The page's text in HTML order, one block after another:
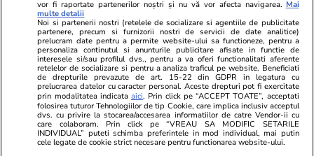
condiționat după pornire
Tehnologie 08 iul.
Ce gadgeturi merită să iei cu
vor fi raportate partenerilor noștri și nu vă vor afecta navigarea. Mai
multe detalii
Noi si partenerii nostri (retelele de socializare si agentiile de publicitate
partenere, precum si furnizorii nostri de servicii de date analitice)
prelucram date pentru a permite website-ului sa functioneze, pentru a
personaliza continutul si anunturile publicitare afisate in functie de
interesele si/sau profilul dvs., pentru a va oferi functionalitati aferente
retelelor de socializare si pentru a analiza traficul pe website. Beneficiati
de drepturile prevazute de art. 15-22 din GDPR in legatura cu
prelucrarea datelor cu caracter personal. Aceste drepturi pot fi exercitate
prin modalitatea indicataaici. Prin click pe “ACCEPT TOATE”, acceptati
folosirea tuturor Tehnologiilor de tip Cookie, care implica inclusiv acceptul
dvs. cu privire la stocarea/accesarea informatiilor de catre Vendor-ii cu
care colaboram. Prin click pe “VREAU SA MODIFIC SETARILE
INDIVIDUAL” puteti schimba preferintele in mod individual, mai putin
cele legate de cookie strict necesare pentru functionarea website-ului.